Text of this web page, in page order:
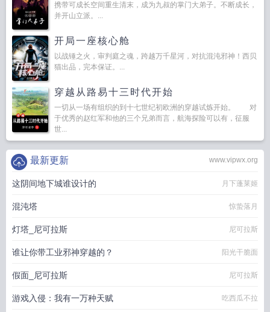
携带可成长空间重生清末，成为九叔的掌门大弟子。不断成长，
并开山立派。...
开局一座核心舱
以战锤之火，审判庭之魂，跨越万千星河，对抗混沌邪神！西贝
猫出品，完本保证。...
穿越从路易十三时代开始
一切从一场有组织的到十七世纪初欧洲的穿越试炼开始。 对
于优秀的赵红军和他的三个兄弟而言，航海探险可以有，征服
世...
www.vipwx.org
最新更新
这阴间地下城谁设计的 月下蓬莱姬
混沌塔 惊蛰落月
灯塔_尼可拉斯 尼可拉斯
谁让你带工业邪神穿越的？ 阳光干脆面
假面_尼可拉斯 尼可拉斯
游戏入侵：我有一万种天赋 吃西瓜不拉